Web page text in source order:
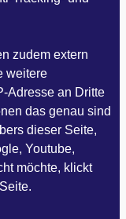
zudem extern
weitere
Adresse an Dritte
das genau sind
dieser Seite,
Youtube,
möchte, klickt